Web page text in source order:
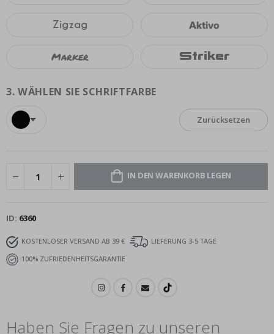
Zigzag Aktivo
Marker Striker
3. WÄHLEN SIE SCHRIFTFARBE
Zurücksetzen
IN DEN WARENKORB LEGEN
ID 6360
KOSTENLOSER VERSAND AB 39 €
LIEFERUNG 3-5 TAGE
100% ZUFRIEDENHEITSGARANTIE
Haben Sie Fragen zu unseren